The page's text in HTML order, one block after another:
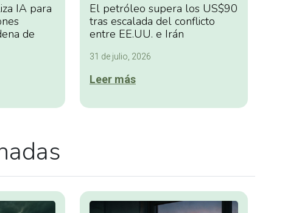
IA para
de
El petróleo supera los US$90
tras escalada del conflicto
entre EE.UU. e Irán
31 de julio, 2026
Leer más